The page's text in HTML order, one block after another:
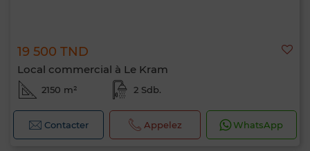
19 500 TND
Local commercial à Le Kram
2150 m² 2 Sdb.
Contacter Appelez WhatsApp